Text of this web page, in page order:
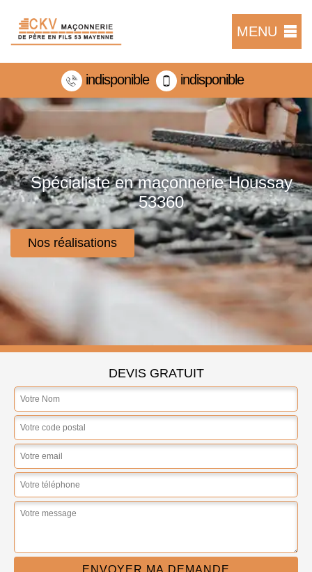
MENU
indisponible indisponible
Spécialiste en maçonnerie Houssay
53360
Nos réalisations
DEVIS GRATUIT